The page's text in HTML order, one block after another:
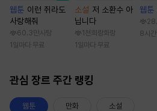
웹툰 이런 쥐라도
사랑해줘
60.3만 사탕
1일마다 무료
소설 저 소환수 아
닙니다
1천 희랑화랑
1일마다 무료
웹툰
8시
관심 장르 주간 랭킹
웹툰 만화 소설